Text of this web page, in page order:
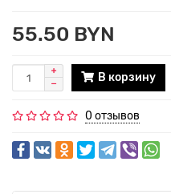
55.50 BYN
В корзину
0 отзывов